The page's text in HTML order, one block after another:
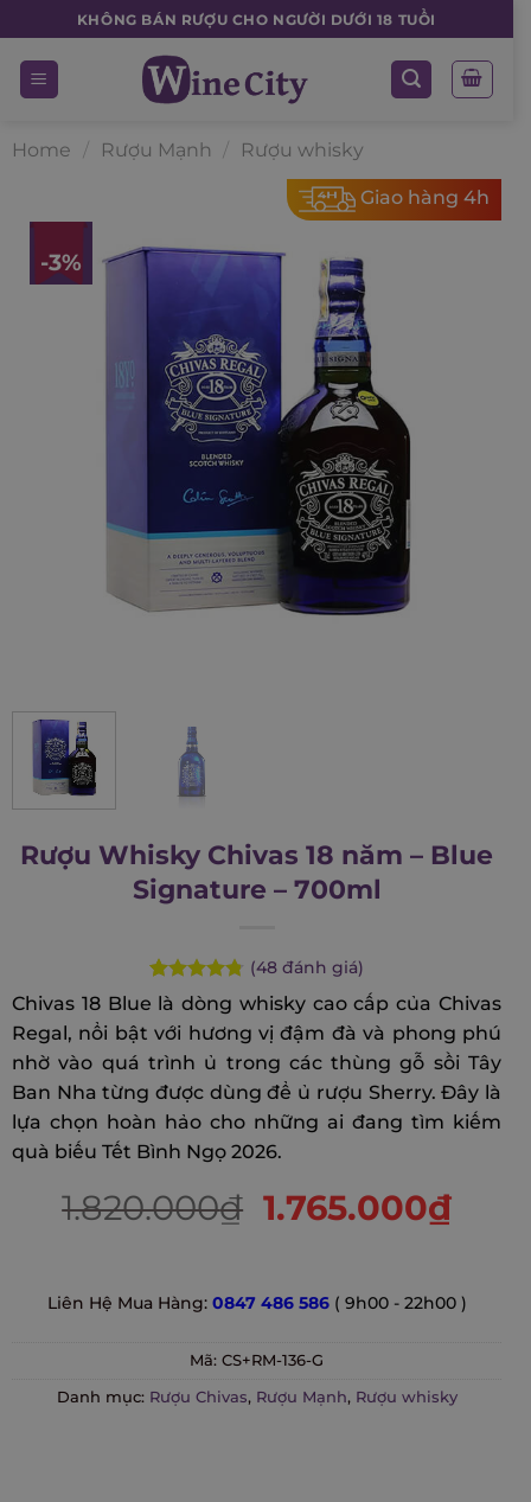
to
content
KHÔNG BÁN RƯỢU CHO NGƯỜI DƯỚI 18 TUỔI
Home / Rượu Mạnh / Rượu whisky
Giao hàng 4h
-3%
Rượu Whisky Chivas 18 năm – Blue
Signature – 700ml
Rated 4.77
out of 5
based on
48
customer
ratings
(48đánh giá)
Chivas 18 Blue là dòng whisky cao cấp của Chivas
Regal, nổi bật với hương vị đậm đà và phong phú
nhờ vào quá trình ủ trong các thùng gỗ sồi Tây
Ban Nha từng được dùng để ủ rượu Sherry. Đây là
lựa chọn hoàn hảo cho những ai đang tìm kiếm
quà biếu Tết Bình Ngọ 2026.
1.820.000₫ 1.765.000₫
Liên Hệ Mua Hàng: 0847 486 586 ( 9h00 - 22h00 )
Mã: CS+RM-136-G
Danh mục: Rượu Chivas, Rượu Mạnh, Rượu whisky